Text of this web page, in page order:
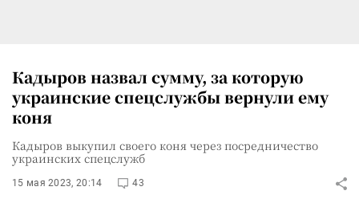
Кадыров назвал сумму, за которую
украинские спецслужбы вернули ему
коня
Кадыров выкупил своего коня через посредничество
украинских спецслужб
15 мая 2023, 20:14 43